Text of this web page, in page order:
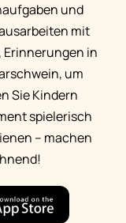
und
mit
Erinnerungen in
um
Sie Kindern
spielerisch
– machen